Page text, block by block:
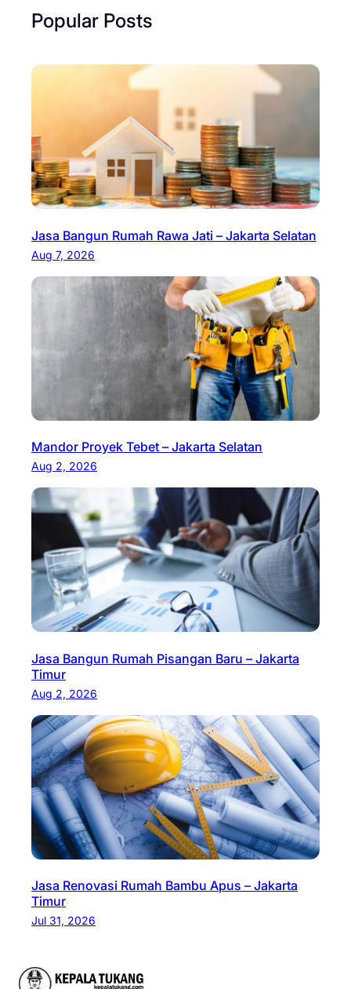
Popular Posts
Jasa Bangun Rumah Rawa Jati – Jakarta Selatan
Aug 7, 2026
Mandor Proyek Tebet – Jakarta Selatan
Aug 2, 2026
Jasa Bangun Rumah Pisangan Baru – Jakarta
Timur
Aug 2, 2026
Jasa Renovasi Rumah Bambu Apus – Jakarta
Timur
Jul 31, 2026